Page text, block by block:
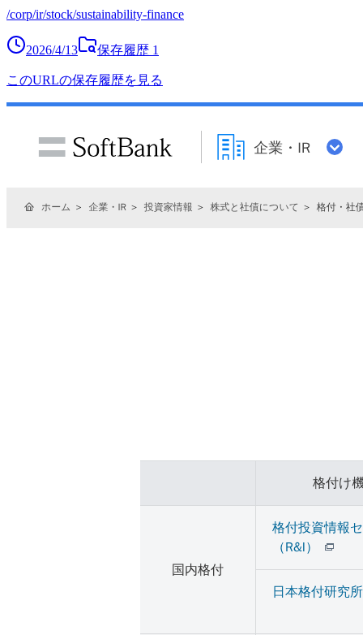
/corp/ir/stock/sustainability-finance
2026/4/13 保存履歴 1
このURLの保存履歴を見る